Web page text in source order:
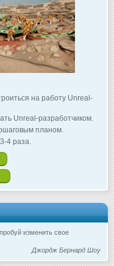
на работу Unreal-
Unreal-разработчиком.
планом.
4 раза.
изменить свое
Джордж Бернард Шоу